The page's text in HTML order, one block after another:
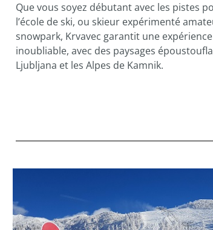
Que vous soyez débutant avec les pistes
l’école de ski, ou skieur expérimenté
snowpark, Krvavec garantit une
inoubliable, avec des paysages
Ljubljana et les Alpes de Kamnik.